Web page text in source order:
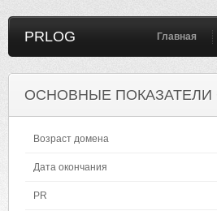
PRLOG Главная
ОСНОВНЫЕ ПОКАЗАТЕЛИ
Возраст домена
Дата окончания
PR